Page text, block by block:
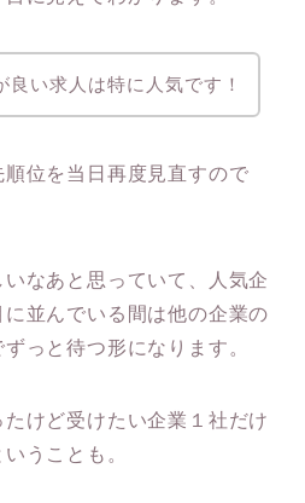
良い求人は特に人気です！
位を当日再度見直すので
なあと思っていて、人気企
並んでいる間は他の企業の
っと待つ形になります。
けど受けたい企業１社だけ
うことも。